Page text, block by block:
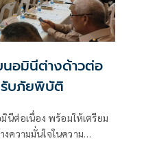
นอมินีต่างด้าวต่อ
บภัยพิบัติ
นีต่อเนื่อง พร้อมให้เตรียม
ความมั่นใจในความ